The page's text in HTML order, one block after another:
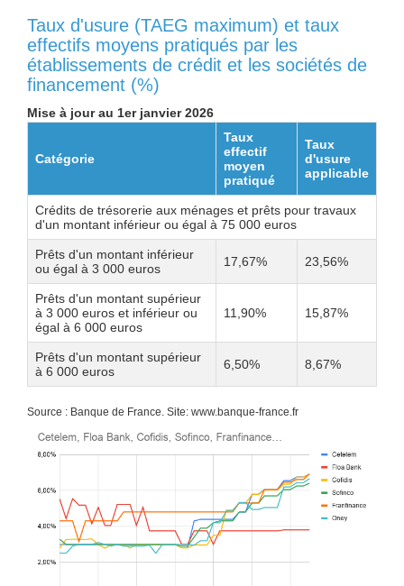
Taux d'usure (TAEG maximum) et taux
effectifs moyens pratiqués par les
établissements de crédit et les sociétés de
financement (%)
Mise à jour au 1er janvier 2026
Catégorie
Taux
effectif
moyen
pratiqué
Taux
d'usure
applicable
Crédits de trésorerie aux ménages et prêts pour travaux
d'un montant inférieur ou égal à 75 000 euros
Prêts d'un montant inférieur
ou égal à 3 000 euros
17,67% 23,56%
Prêts d'un montant supérieur
à 3 000 euros et inférieur ou
égal à 6 000 euros
11,90% 15,87%
Prêts d'un montant supérieur
à 6 000 euros
6,50% 8,67%
Source : Banque de France. Site: www.banque-france.fr